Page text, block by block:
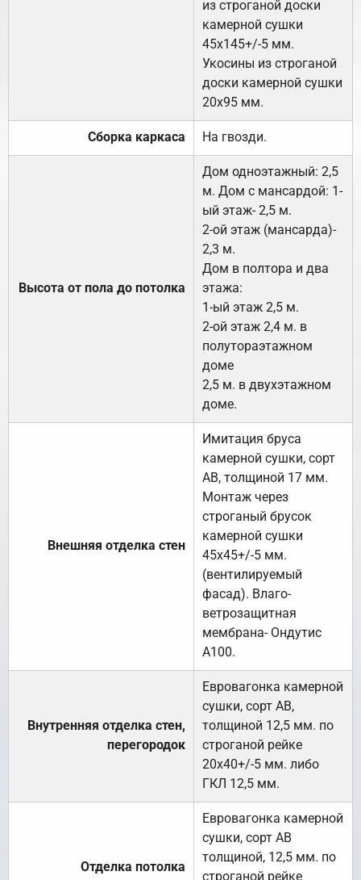
из строганой доски
камерной сушки
45х145+/-5 мм.
Укосины из строганой
доски камерной сушки
20х95 мм.
Сборка каркаса На гвозди.
Высота от пола до потолка
Дом одноэтажный: 2,5
м. Дом с мансардой: 1-
ый этаж- 2,5 м.
2-ой этаж (мансарда)-
2,3 м.
Дом в полтора и два
этажа:
1-ый этаж 2,5 м.
2-ой этаж 2,4 м. в
полутораэтажном
доме
2,5 м. в двухэтажном
доме.
Внешняя отделка стен
Имитация бруса
камерной сушки, сорт
АВ, толщиной 17 мм.
Монтаж через
строганый брусок
камерной сушки
45х45+/-5 мм.
(вентилируемый
фасад). Влаго-
ветрозащитная
мембрана- Ондутис
А100.
Внутренняя отделка стен,
перегородок
Евровагонка камерной
сушки, сорт АВ,
толщиной 12,5 мм. по
строганой рейке
20х40+/-5 мм. либо
ГКЛ 12,5 мм.
Отделка потолка
Евровагонка камерной
сушки, сорт АВ
толщиной, 12,5 мм. по
строганой рейке